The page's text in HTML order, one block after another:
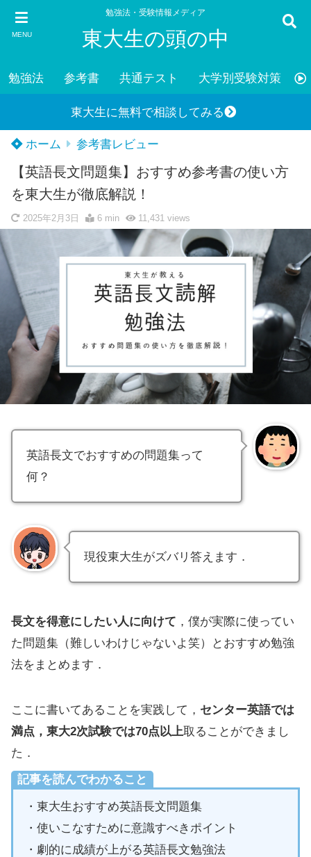
MENU
勉強法・受験情報メディア
東大生の頭の中
勉強法 参考書 共通テスト 大学別受験対策
東大生に無料で相談してみる
ホーム 参考書レビュー
【英語長文問題集】おすすめ参考書の使い方
を東大生が徹底解説！
2025年2月3日 6 min 11,431views
英語長文でおすすめの問題集って
何？
現役東大生がズバリ答えます．
長文を得意にしたい人に向けて ，僕が実際に使ってい
た問題集（難しいわけじゃないよ笑）とおすすめ勉強
法をまとめます．
ここに書いてあることを実践して， センター英語では
満点，東大2次試験では70点以上取ることができまし
た．
記事を読んでわかること
・東大生おすすめ英語長文問題集
・使いこなすために意識すべきポイント
・劇的に成績が上がる英語長文勉強法